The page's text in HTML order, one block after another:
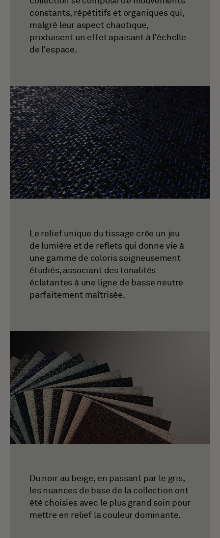
constants, répétitifs et organiques qui,
malgré leur aspect chaotique,
produisent un effet apaisant à l’échelle
de l’espace.
Le relief unique du tissage crée un jeu
de lumière et de reflets qui donne vie à
une gamme de coloris soigneusement
étudiés, associant des tonalités
éclatantes à une ligne de basse neutre
parfaitement maîtrisée.
Du noir au beige, en passant par le gris,
les nuances de base de la collection ont
été choisies avec le plus grand soin pour
mettre en relief la couleur dominante.